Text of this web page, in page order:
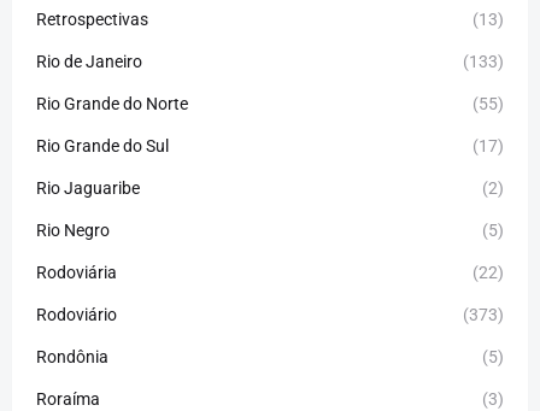
Retrospectivas (13)
Rio de Janeiro (133)
Rio Grande do Norte (55)
Rio Grande do Sul (17)
Rio Jaguaribe (2)
Rio Negro (5)
Rodoviária (22)
Rodoviário (373)
Rondônia (5)
Roraíma (3)